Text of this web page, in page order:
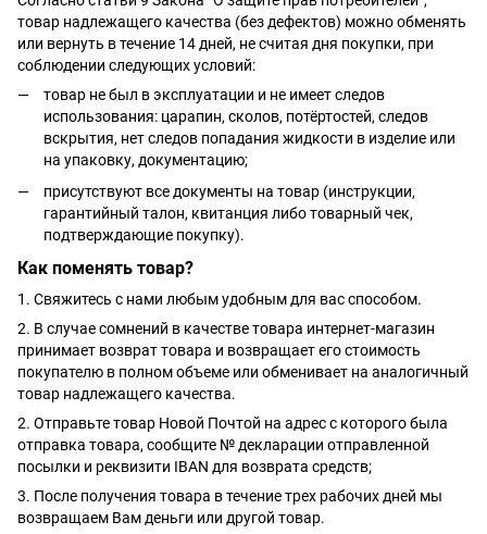
товар надлежащего качества (без дефектов) можно обменять
или вернуть в течение 14 дней, не считая дня покупки, при
соблюдении следующих условий:
товар не был в эксплуатации и не имеет следов
использования: царапин, сколов, потёртостей, следов
вскрытия, нет следов попадания жидкости в изделие или
на упаковку, документацию;
присутствуют все документы на товар (инструкции,
гарантийный талон, квитанция либо товарный чек,
подтверждающие покупку).
Как поменять товар?
1. Свяжитесь с нами любым удобным для вас способом.
2. В случае сомнений в качестве товара интернет-магазин
принимает возврат товара и возвращает его стоимость
покупателю в полном объеме или обменивает на аналогичный
товар надлежащего качества.
2. Отправьте товар Новой Почтой на адрес с которого была
отправка товара, сообщите № декларации отправленной
посылки и реквизити IBAN для возврата средств;
3. После получения товара в течение трех рабочих дней мы
возвращаем Вам деньги или другой товар.